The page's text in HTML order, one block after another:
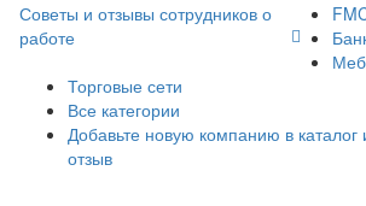
Советы и отзывы сотрудников о
работе
Торговые сети
Все категории
Добавьте новую компанию в каталог
отзыв